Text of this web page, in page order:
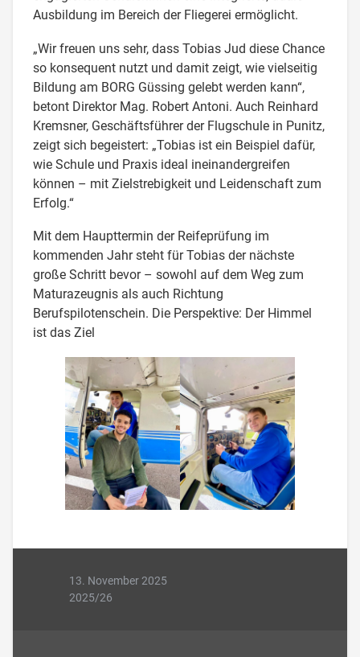
Ausbildung im Bereich der Fliegerei ermöglicht.
„Wir freuen uns sehr, dass Tobias Jud diese Chance
so konsequent nutzt und damit zeigt, wie vielseitig
Bildung am BORG Güssing gelebt werden kann“,
betont Direktor Mag. Robert Antoni. Auch Reinhard
Kremsner, Geschäftsführer der Flugschule in Punitz,
zeigt sich begeistert: „Tobias ist ein Beispiel dafür,
wie Schule und Praxis ideal ineinandergreifen
können – mit Zielstrebigkeit und Leidenschaft zum
Erfolg.“
Mit dem Haupttermin der Reifeprüfung im
kommenden Jahr steht für Tobias der nächste
große Schritt bevor – sowohl auf dem Weg zum
Maturazeugnis als auch Richtung
Berufspilotenschein. Die Perspektive: Der Himmel
ist das Ziel
13. November 2025
2025/26